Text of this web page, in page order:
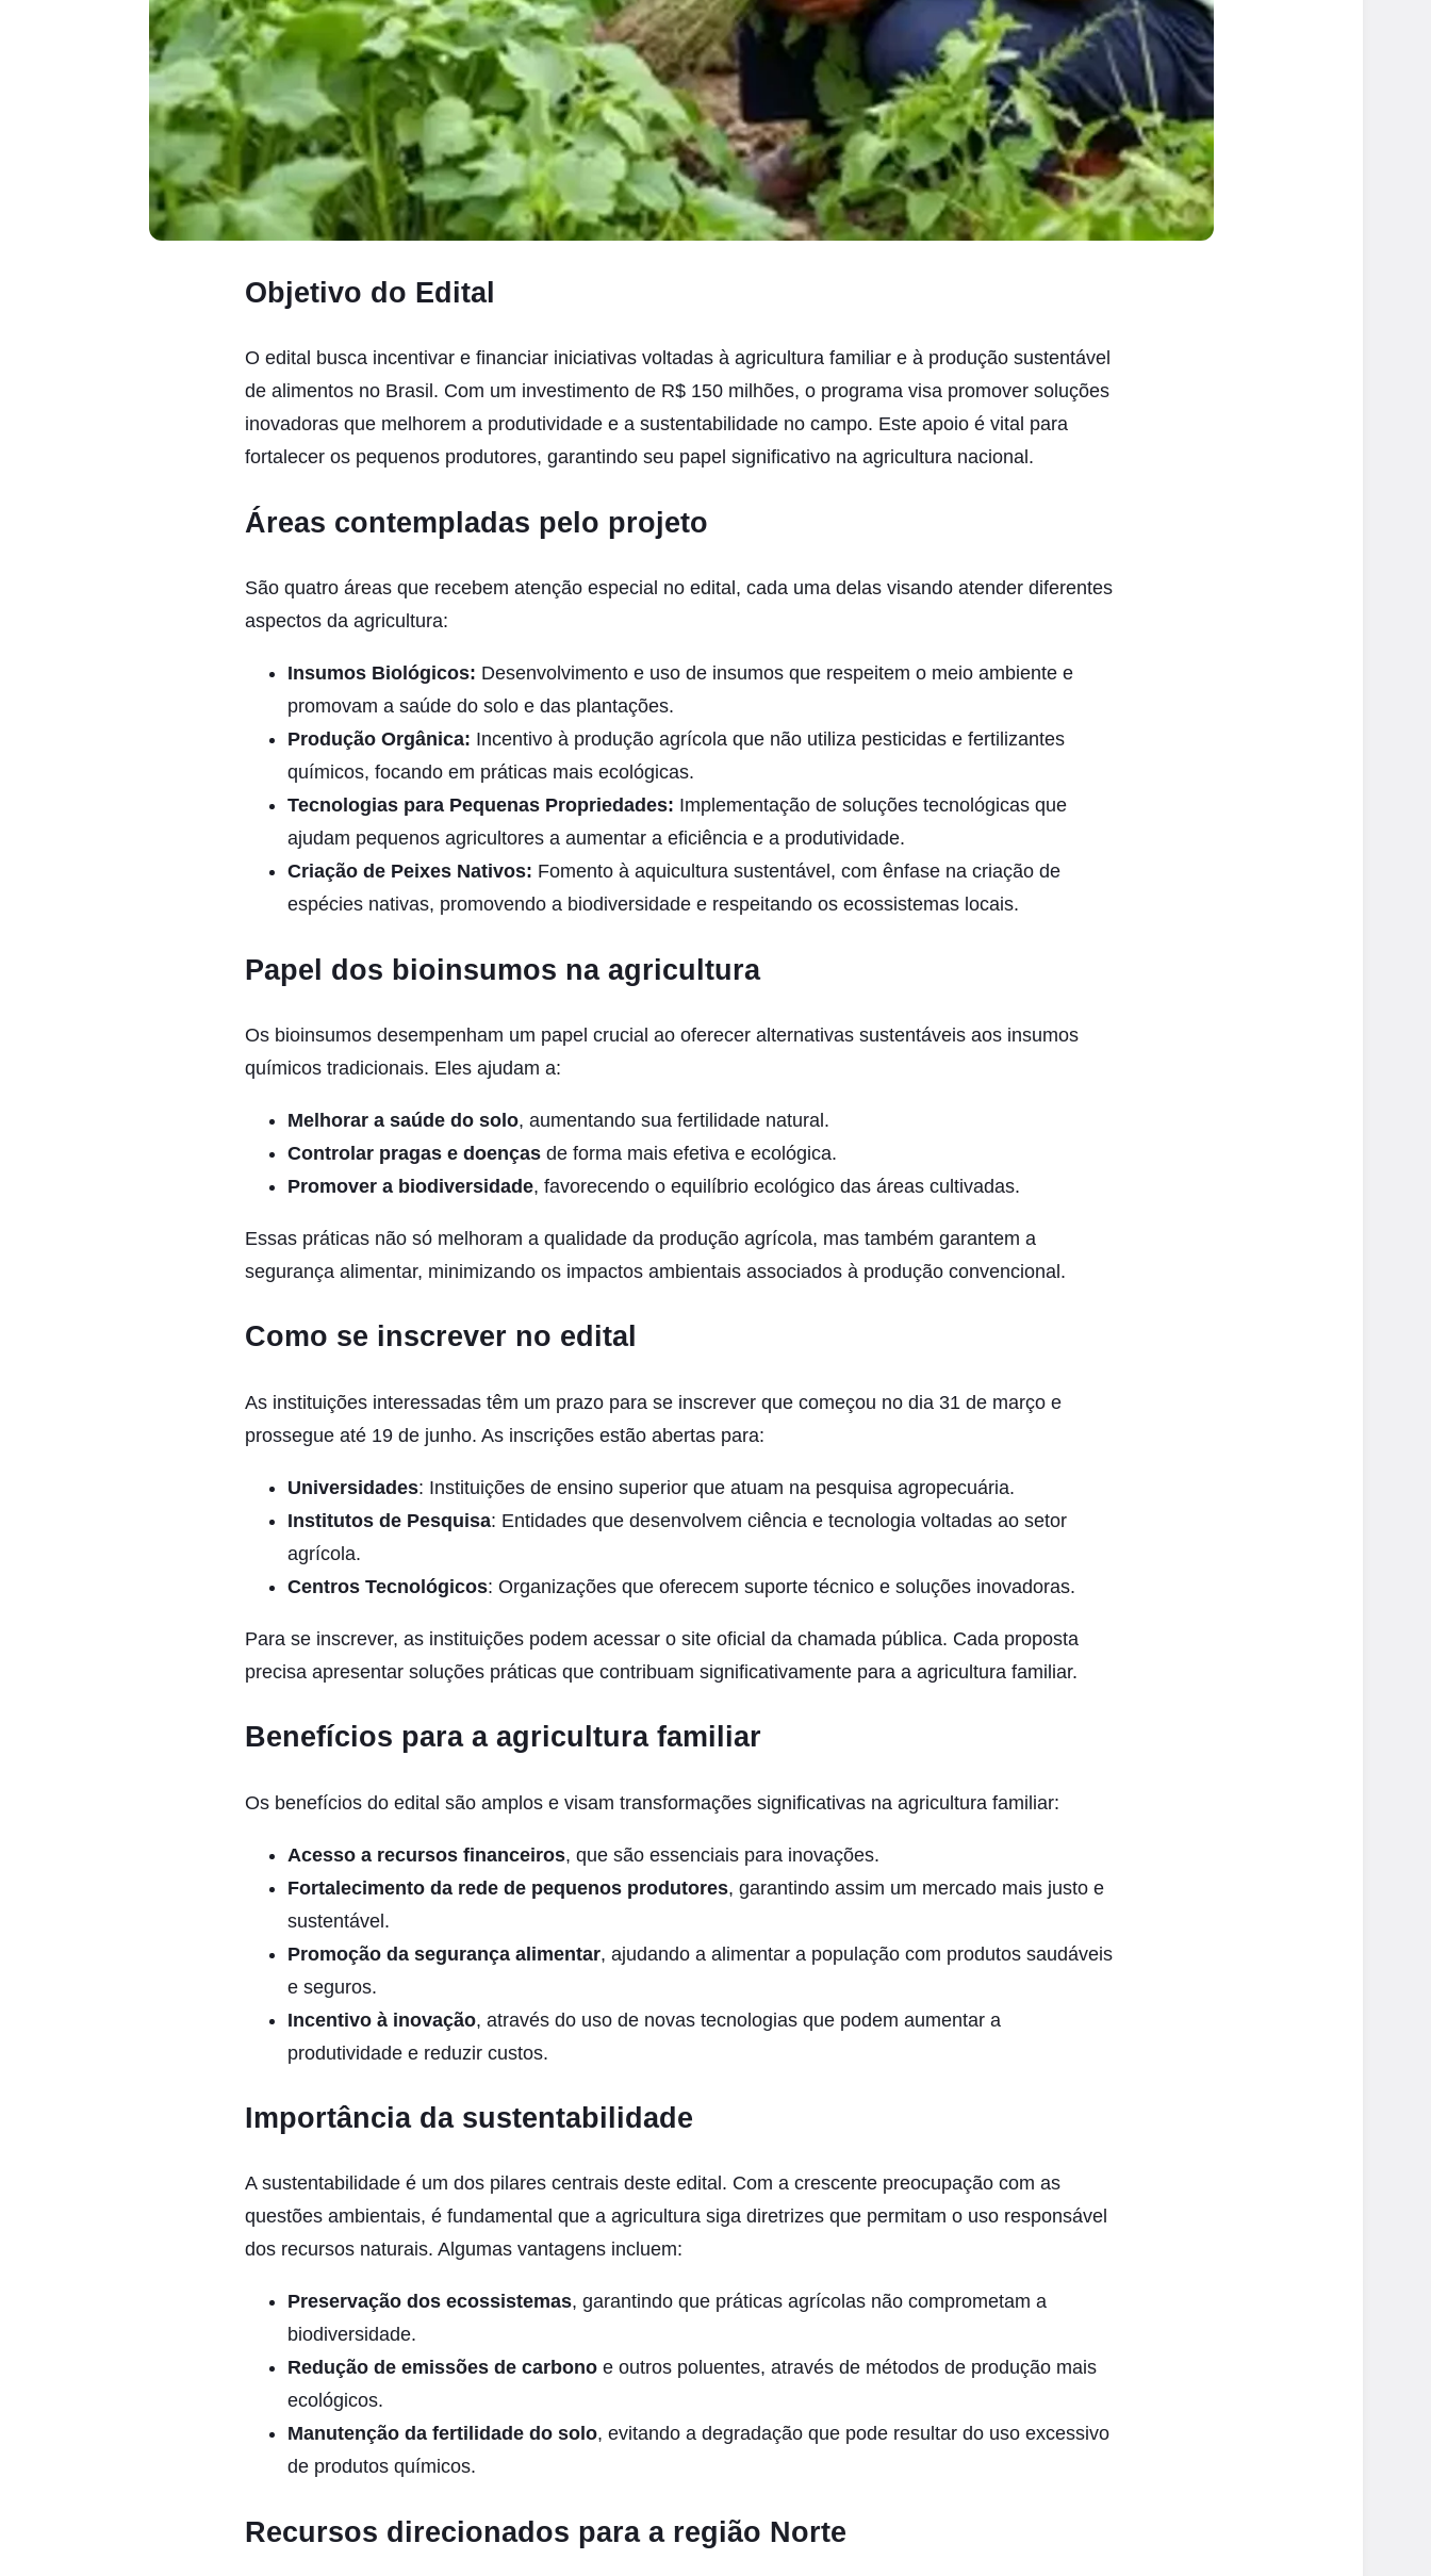
Objetivo do Edital
O edital busca incentivar e financiar iniciativas voltadas à agricultura familiar e à produção sustentável
de alimentos no Brasil. Com um investimento de R$ 150 milhões, o programa visa promover soluções
inovadoras que melhorem a produtividade e a sustentabilidade no campo. Este apoio é vital para
fortalecer os pequenos produtores, garantindo seu papel significativo na agricultura nacional.
Áreas contempladas pelo projeto
São quatro áreas que recebem atenção especial no edital, cada uma delas visando atender diferentes
aspectos da agricultura:
Insumos Biológicos: Desenvolvimento e uso de insumos que respeitem o meio ambiente e
promovam a saúde do solo e das plantações.
Produção Orgânica: Incentivo à produção agrícola que não utiliza pesticidas e fertilizantes
químicos, focando em práticas mais ecológicas.
Tecnologias para Pequenas Propriedades: Implementação de soluções tecnológicas que
ajudam pequenos agricultores a aumentar a eficiência e a produtividade.
Criação de Peixes Nativos: Fomento à aquicultura sustentável, com ênfase na criação de
espécies nativas, promovendo a biodiversidade e respeitando os ecossistemas locais.
Papel dos bioinsumos na agricultura
Os bioinsumos desempenham um papel crucial ao oferecer alternativas sustentáveis aos insumos
químicos tradicionais. Eles ajudam a:
Melhorar a saúde do solo, aumentando sua fertilidade natural.
Controlar pragas e doenças de forma mais efetiva e ecológica.
Promover a biodiversidade, favorecendo o equilíbrio ecológico das áreas cultivadas.
Essas práticas não só melhoram a qualidade da produção agrícola, mas também garantem a
segurança alimentar, minimizando os impactos ambientais associados à produção convencional.
Como se inscrever no edital
As instituições interessadas têm um prazo para se inscrever que começou no dia 31 de março e
prossegue até 19 de junho. As inscrições estão abertas para:
Universidades: Instituições de ensino superior que atuam na pesquisa agropecuária.
Institutos de Pesquisa: Entidades que desenvolvem ciência e tecnologia voltadas ao setor
agrícola.
Centros Tecnológicos: Organizações que oferecem suporte técnico e soluções inovadoras.
Para se inscrever, as instituições podem acessar o site oficial da chamada pública. Cada proposta
precisa apresentar soluções práticas que contribuam significativamente para a agricultura familiar.
Benefícios para a agricultura familiar
Os benefícios do edital são amplos e visam transformações significativas na agricultura familiar:
Acesso a recursos financeiros, que são essenciais para inovações.
Fortalecimento da rede de pequenos produtores, garantindo assim um mercado mais justo e
sustentável.
Promoção da segurança alimentar, ajudando a alimentar a população com produtos saudáveis
e seguros.
Incentivo à inovação, através do uso de novas tecnologias que podem aumentar a
produtividade e reduzir custos.
Importância da sustentabilidade
A sustentabilidade é um dos pilares centrais deste edital. Com a crescente preocupação com as
questões ambientais, é fundamental que a agricultura siga diretrizes que permitam o uso responsável
dos recursos naturais. Algumas vantagens incluem:
Preservação dos ecossistemas, garantindo que práticas agrícolas não comprometam a
biodiversidade.
Redução de emissões de carbono e outros poluentes, através de métodos de produção mais
ecológicos.
Manutenção da fertilidade do solo, evitando a degradação que pode resultar do uso excessivo
de produtos químicos.
Recursos direcionados para a região Norte